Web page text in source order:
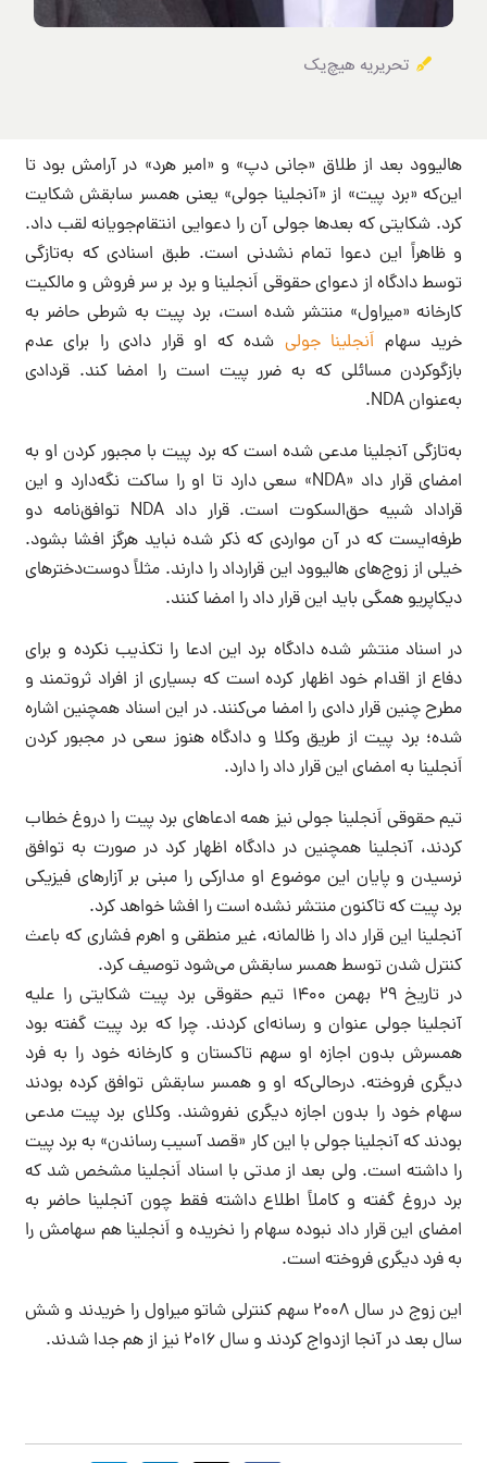
تحریریه هیچ‌یک
هالیوود بعد از طلاق «جانی دپ» و «امبر هرد» در آرامش بود تا
این‌که «برد پیت» از «آنجلینا جولی» یعنی همسر سابقش شکایت
کرد. شکایتی که بعدها جولی آن را دعوایی انتقام‌جویانه لقب داد.
و ظاهراً این دعوا تمام نشدنی است. طبق اسنادی که به‌تازگی
توسط دادگاه از دعوای حقوقی اَنجلینا و برد بر سر فروش و مالکیت
کارخانه «میراول» منتشر شده است، برد پیت به شرطی حاضر به
خرید سهام اَنجلینا جولی شده که او قرار دادی را برای عدم
بازگوکردن مسائلی که به ضرر پیت است را امضا کند. قردادی
به‌عنوان NDA.
به‌تازگی آنجلینا مدعی شده است که برد پیت با مجبور کردن او به
امضای قرار داد «NDA» سعی دارد تا او را ساکت نگه‌دارد و این
قراداد شبیه حق‌السکوت است. قرار داد NDA توافق‌نامه دو
طرفه‌ایست که در آن مواردی که ذکر شده نباید هرگز افشا بشود.
خیلی از زوج‌های هالیوود این قرارداد را دارند. مثلاً دوست‌دخترهای
دیکاپریو همگی باید این قرار داد را امضا کنند.
در اسناد منتشر شده دادگاه برد این ادعا را تکذیب نکرده و برای
دفاع از اقدام خود اظهار کرده است که بسیاری از افراد ثروتمند و
مطرح چنین قرار دادی را امضا می‌کنند. در این اسناد همچنین اشاره
شده؛ برد پیت از طریق وکلا و دادگاه هنوز سعی در مجبور کردن
اَنجلینا به امضای این قرار داد را دارد.
تیم حقوقی اَنجلینا جولی نیز همه ادعاهای برد پیت را دروغ خطاب
کردند، آنجلینا همچنین در دادگاه اظهار کرد در صورت به توافق
نرسیدن و پایان این موضوع او مدارکی را مبنی بر آزارهای فیزیکی
برد پیت که تاکنون منتشر نشده است را افشا خواهد کرد.
آنجلینا این قرار داد را ظالمانه، غیر منطقی و اهرم فشاری که باعث
کنترل شدن توسط همسر سابقش می‌شود توصیف کرد.
در تاریخ ۲۹ بهمن ۱۴۰۰ تیم حقوقی برد پیت شکایتی را علیه
آنجلینا جولی عنوان و رسانه‌ای کردند. چرا که برد پیت گفته بود
همسرش بدون اجازه او سهم تاکستان و کارخانه خود را به فرد
دیگری فروخته. درحالی‌که او و همسر سابقش توافق کرده بودند
سهام خود را بدون اجازه دیگری نفروشند. وکلای برد پیت مدعی
بودند که آنجلینا جولی با این کار «قصد آسیب رساندن» به برد پیت
را داشته است. ولی بعد از مدتی با اسناد اَنجلینا مشخص شد که
برد دروغ گفته و کاملاً اطلاع داشته فقط چون آنجلینا حاضر به
امضای این قرار داد نبوده سهام را نخریده و اَنجلینا هم سهامش را
به فرد دیگری فروخته است.
این زوج در سال ۲۰۰۸ سهم کنترلی شاتو میراول را خریدند و شش
سال بعد در آنجا ازدواج کردند و سال ۲۰۱۶ نیز از هم جدا شدند.